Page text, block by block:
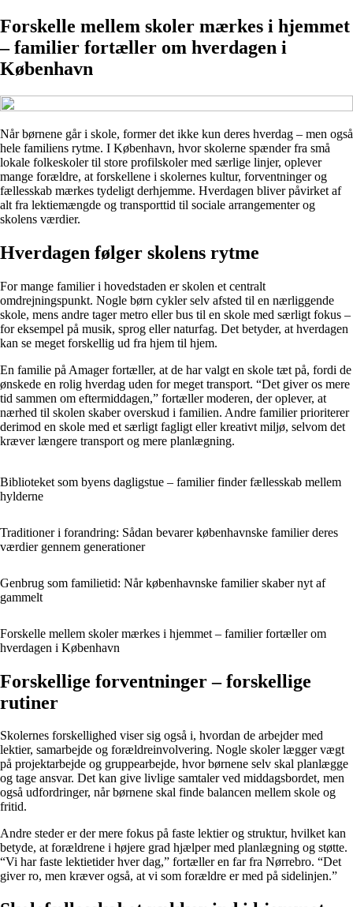
Forskelle mellem skoler mærkes i hjemmet
– familier fortæller om hverdagen i
København
Når børnene går i skole, former det ikke kun deres hverdag – men også
hele familiens rytme. I København, hvor skolerne spænder fra små
lokale folkeskoler til store profilskoler med særlige linjer, oplever
mange forældre, at forskellene i skolernes kultur, forventninger og
fællesskab mærkes tydeligt derhjemme. Hverdagen bliver påvirket af
alt fra lektiemængde og transporttid til sociale arrangementer og
skolens værdier.
Hverdagen følger skolens rytme
For mange familier i hovedstaden er skolen et centralt
omdrejningspunkt. Nogle børn cykler selv afsted til en nærliggende
skole, mens andre tager metro eller bus til en skole med særligt fokus –
for eksempel på musik, sprog eller naturfag. Det betyder, at hverdagen
kan se meget forskellig ud fra hjem til hjem.
En familie på Amager fortæller, at de har valgt en skole tæt på, fordi de
ønskede en rolig hverdag uden for meget transport. “Det giver os mere
tid sammen om eftermiddagen,” fortæller moderen, der oplever, at
nærhed til skolen skaber overskud i familien. Andre familier prioriterer
derimod en skole med et særligt fagligt eller kreativt miljø, selvom det
kræver længere transport og mere planlægning.
Biblioteket som byens dagligstue – familier finder fællesskab mellem
hylderne
Traditioner i forandring: Sådan bevarer københavnske familier deres
værdier gennem generationer
Genbrug som familietid: Når københavnske familier skaber nyt af
gammelt
Forskelle mellem skoler mærkes i hjemmet – familier fortæller om
hverdagen i København
Forskellige forventninger – forskellige
rutiner
Skolernes forskellighed viser sig også i, hvordan de arbejder med
lektier, samarbejde og forældreinvolvering. Nogle skoler lægger vægt
på projektarbejde og gruppearbejde, hvor børnene selv skal planlægge
og tage ansvar. Det kan give livlige samtaler ved middagsbordet, men
også udfordringer, når børnene skal finde balancen mellem skole og
fritid.
Andre steder er der mere fokus på faste lektier og struktur, hvilket kan
betyde, at forældrene i højere grad hjælper med planlægning og støtte.
“Vi har faste lektietider hver dag,” fortæller en far fra Nørrebro. “Det
giver ro, men kræver også, at vi som forældre er med på sidelinjen.”